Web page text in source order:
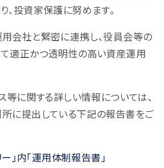
、投資家保護に努めます。
会社と緊密に連携し、役員会等の
適正かつ透明性の高い資産運用
等に関する詳しい情報については、
に提出している下記の報告書をご
」内「運用体制報告書」